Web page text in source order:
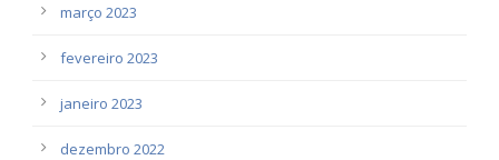
março 2023
fevereiro 2023
janeiro 2023
dezembro 2022